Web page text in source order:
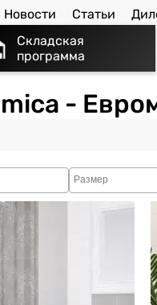
Новости Статьи
Складская
программа
-